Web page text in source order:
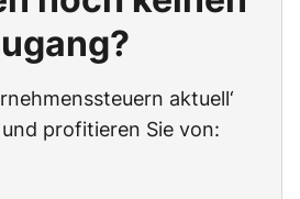
aktuell‘
und profitieren Sie von: